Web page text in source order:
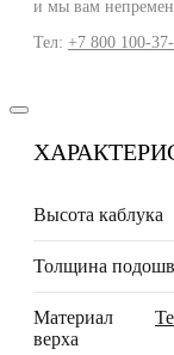
и мы вам
Тел: +7 800 100-
Высота каблука
Толщина
Материал
верха